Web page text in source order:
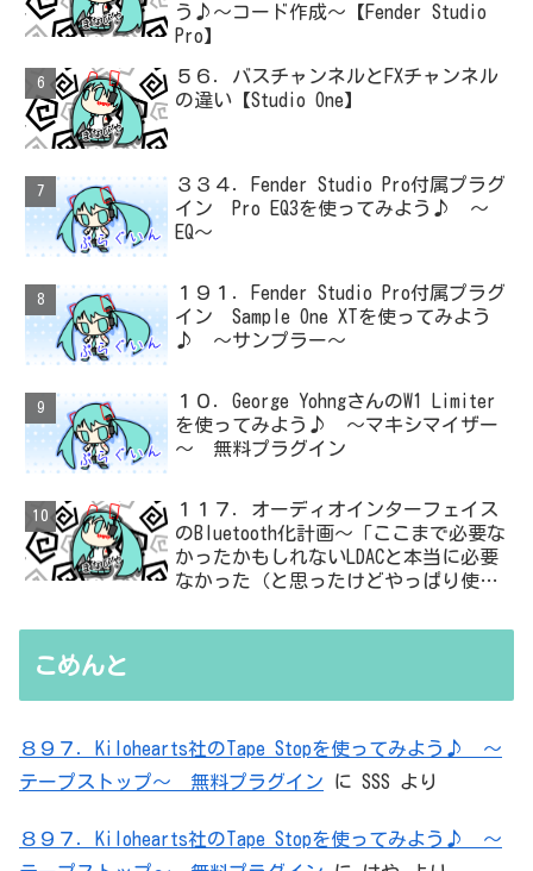
う♪～コード作成～【Fender Studio
Pro】
５６．バスチャンネルとFXチャンネル
の違い【Studio One】
３３４．Fender Studio Pro付属プラグ
イン Pro EQ3を使ってみよう♪ ～
EQ～
１９１．Fender Studio Pro付属プラグ
イン Sample One XTを使ってみよう
♪ ～サンプラー～
１０．George YohngさんのW1 Limiter
を使ってみよう♪ ～マキシマイザー
～ 無料プラグイン
１１７．オーディオインターフェイス
のBluetooth化計画～「ここまで必要な
かったかもしれないLDACと本当に必要
なかった（と思ったけどやっぱり使っ
無駄を重ねた結論はシンプルだった
こめんと
８９７．Kilohearts社のTape Stopを使ってみよう♪ ～
テープストップ～ 無料プラグイン に SSS より
８９７．Kilohearts社のTape Stopを使ってみよう♪ ～